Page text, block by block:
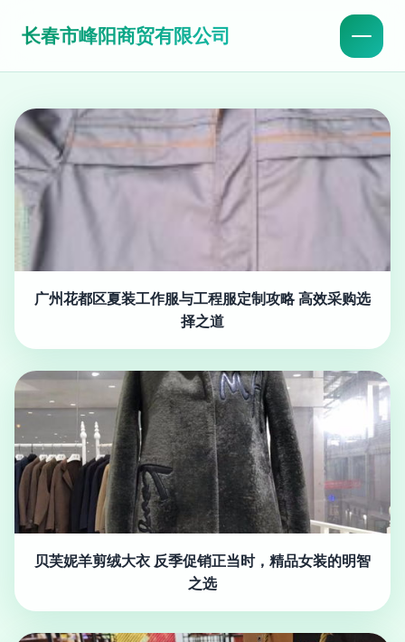
长春市峰阳商贸有限公司
广州花都区夏装工作服与工程服定制攻略 高效采购选
择之道
贝芙妮羊剪绒大衣 反季促销正当时，精品女装的明智
之选